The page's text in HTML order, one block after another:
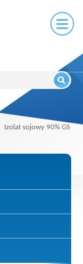
Izolat sojowy 90% GS